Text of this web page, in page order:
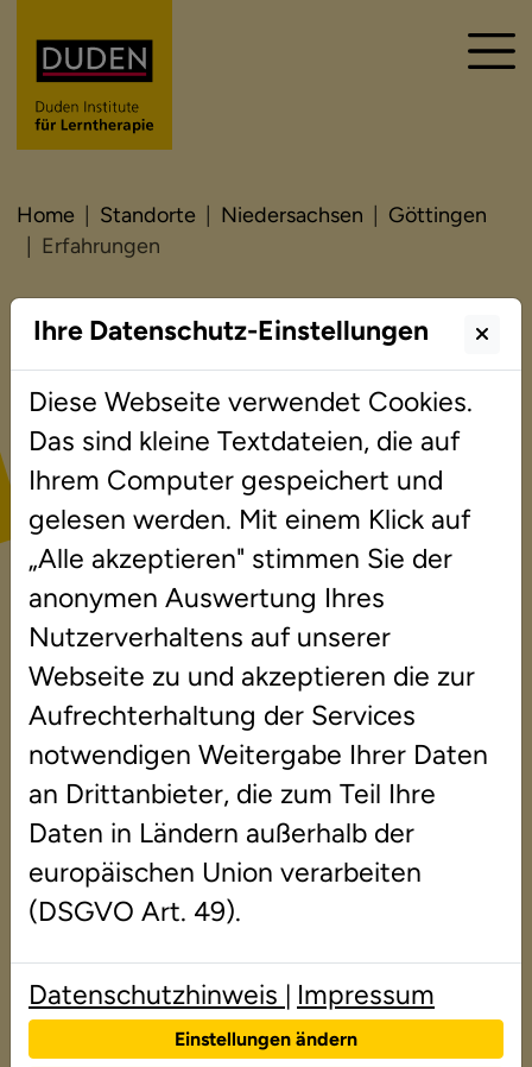
Home Standorte Niedersachsen
Göttingen
Erfahrungen
Erfahrungen
C. H. aus Göttingen
Die Therapeutin hat es geschafft die
Freude am Deutschunterricht für
unseren Sohn zurück zubringen. Sehr
gute Lehrmaterialien.
B.M. aus Rosdorf
Die Betreuung war sehr gut und meine
Tochter hat gute Fortschritte gemacht.
Die Lernmotivation und die
Hausaufgaben gegenüber ist deutlich
besser geworden.
Ihre Datenschutz-Einstellungen
Diese Webseite verwendet Cookies.
Das sind kleine Textdateien, die auf
Ihrem Computer gespeichert und
gelesen werden. Mit einem Klick auf
„Alle akzeptieren" stimmen Sie der
anonymen Auswertung Ihres
Nutzerverhaltens auf unserer
Webseite zu und akzeptieren die zur
Aufrechterhaltung der Services
notwendigen Weitergabe Ihrer Daten
an Drittanbieter, die zum Teil Ihre
Daten in Ländern außerhalb der
europäischen Union verarbeiten
(DSGVO Art. 49).
Datenschutzhinweis | Impressum
Einstellungen ändern